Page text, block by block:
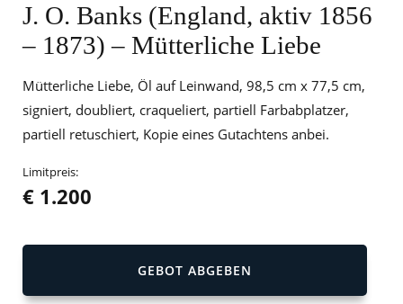
J. O. Banks (England, aktiv 1856
– 1873) – Mütterliche Liebe
Mütterliche Liebe, Öl auf Leinwand, 98,5 cm x 77,5 cm,
signiert, doubliert, craqueliert, partiell Farbabplatzer,
partiell retuschiert, Kopie eines Gutachtens anbei.
Limitpreis:
€ 1.200
GEBOT ABGEBEN